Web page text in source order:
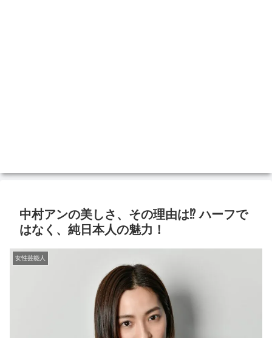
中村アンの美しさ、その理由は⁉ ハーフで
はなく、純日本人の魅力！
女性芸能人